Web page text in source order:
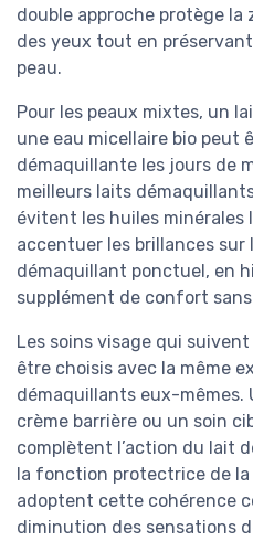
double approche protège
des yeux tout en
peau.
Pour les peaux mixtes, un
une eau micellaire bio peut
démaquillante les jours de
meilleurs laits
évitent les huiles minérales
accentuer les brillances sur
démaquillant ponctuel, en
supplément de confort
Les soins visage qui
être choisis avec la même
démaquillants eux-mêmes.
crème barrière ou un soin
complètent l’action du lait
la fonction protectrice de la
adoptent cette cohérence
diminution des sensations